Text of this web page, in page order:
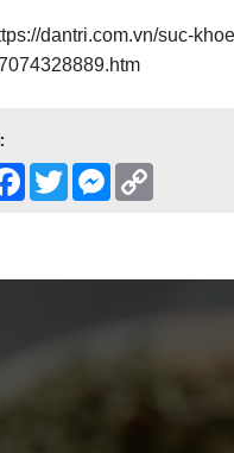
dantri.com.vn/suc-
Facebook
TwitterMessenger